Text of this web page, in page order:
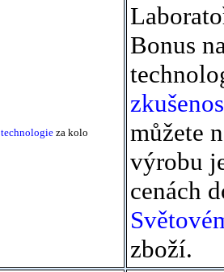
technologie za kolo
Bonus
můžete
výrobu
cenách
zboží.